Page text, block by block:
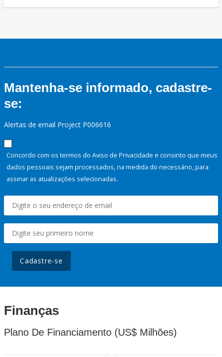
Mantenha-se informado, cadastre-
se:
Alertas de email Project P006616
Concordo com os termos do Aviso de Privacidade e consinto que meus
dados pessoais sejam processados, na medida do necessário, para
assinar as atualizações selecionadas.
Cadastre-se
Finanças
Plano De Financiamento (US$ Milhões)